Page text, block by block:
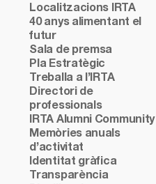
Localitzacions IRTA
40 anys alimentant el
futur
Sala de premsa
Pla Estratègic
Treballa a l’IRTA
Directori de
professionals
IRTA Alumni Community
Memòries anuals
d’activitat
Identitat gràfica
Transparència